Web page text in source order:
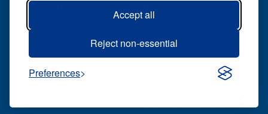
Accept all
Reject non-essential
Preferences
Suscribirse
TODOS LOS DERECHOS RESERVADOS ®CARIBBEAN
NEWS DIGITAL.